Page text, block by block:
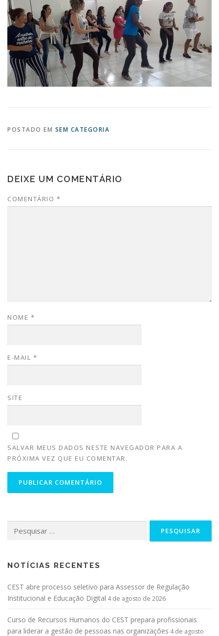
POSTADO EM SEM CATEGORIA
DEIXE UM COMENTÁRIO
COMENTÁRIO *
NOME *
E-MAIL *
SITE
SALVAR MEUS DADOS NESTE NAVEGADOR PARA A
PRÓXIMA VEZ QUE EU COMENTAR.
NOTÍCIAS RECENTES
CEST abre processo seletivo para Assessor de Regulação
Institucional e Educação Digital 4 de agosto de 2026
Curso de Recursos Humanos do CEST prepara profissionais
para liderar a gestão de pessoas nas organizações 4 de agosto